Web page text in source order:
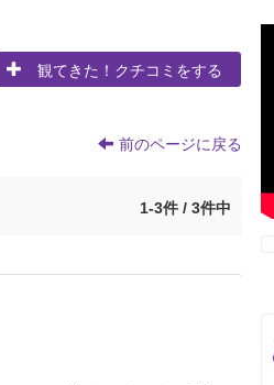
観てきた！クチコミをする
前のページに戻る
1-3件 / 3件中